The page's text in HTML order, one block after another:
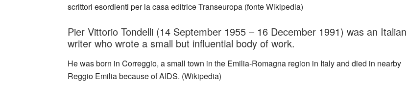
scrittori esordienti per la casa editrice Transeuropa (fonte Wikipedia)
Pier Vittorio Tondelli (14 September 1955 – 16 December 1991) was an Italian
writer who wrote a small but influential body of work.
He was born in Correggio, a small town in the Emilia-Romagna region in Italy and died in nearby
Reggio Emilia because of AIDS. (Wikipedia)